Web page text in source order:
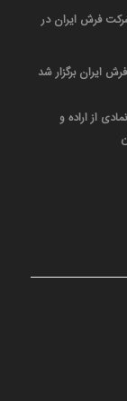
فرش ایران در
ایران برگزار شد
از اراده و